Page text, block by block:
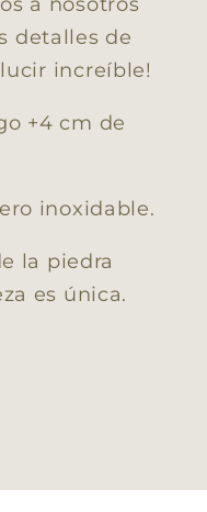
detalles de
increíble!
+4 cm de
inoxidable.
la piedra
es única.